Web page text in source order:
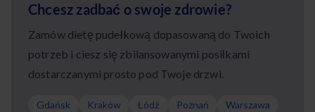
Chcesz zadbać o swoje zdrowie?
Zamów dietę pudełkową dopasowaną do Twoich
potrzeb i ciesz się zbilansowanymi posiłkami
dostarczanymi prosto pod Twoje drzwi.
Gdańsk Kraków Łódź Poznań
Warszawa